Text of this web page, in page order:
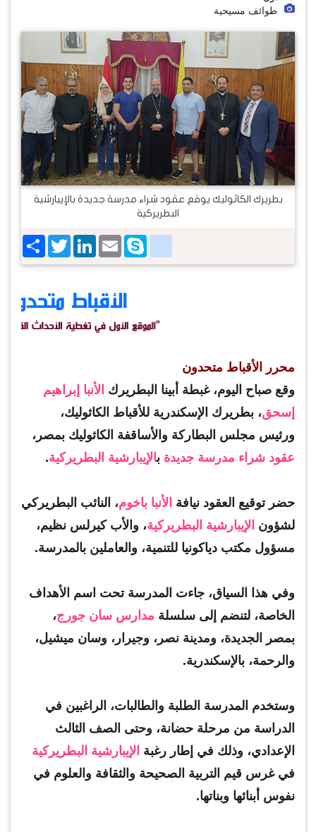
طوائف مسيحية
بطريرك الكاثوليك يوقع عقود شراء مدرسة جديدة بالإيبارشية
البطريركية
ShareTwitterLinkedIn EmailSkype
google_bookmarks
محرر الأقباط متحدون
وقع صباح اليوم، غبطة أبينا البطريرك الأنبا إبراهيم
إسحق، بطريرك الإسكندرية للأقباط الكاثوليك،
ورئيس مجلس البطاركة والأساقفة الكاثوليك بمصر،
عقود شراء مدرسة جديدة بالإيبارشية البطريركية.
حضر توقيع العقود نيافة الأنبا باخوم، النائب البطريركي
لشؤون الإيبارشية البطريركية، والأب كيرلس نظيم،
مسؤول مكتب دياكونيا للتنمية، والعاملين بالمدرسة.
وفي هذا السياق، جاءت المدرسة تحت اسم الأهداف
الخاصة، لتنضم إلى سلسلة مدارس سان جورج،
بمصر الجديدة، ومدينة نصر، وجيرار، وسان ميشيل،
والرحمة، بالإسكندرية.
وستخدم المدرسة الطلبة والطالبات، الراغبين في
الدراسة من مرحلة حضانة، وحتى الصف الثالث
الإعدادي، وذلك في إطار رغبة الإيبارشية البطريركية
في غرس قيم التربية الصحيحة والثقافة والعلوم في
نفوس أبنائها وبناتها.